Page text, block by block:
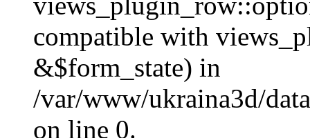
compatible with
&$form_state) in
/var/www/ukraina3d/
on line 0.